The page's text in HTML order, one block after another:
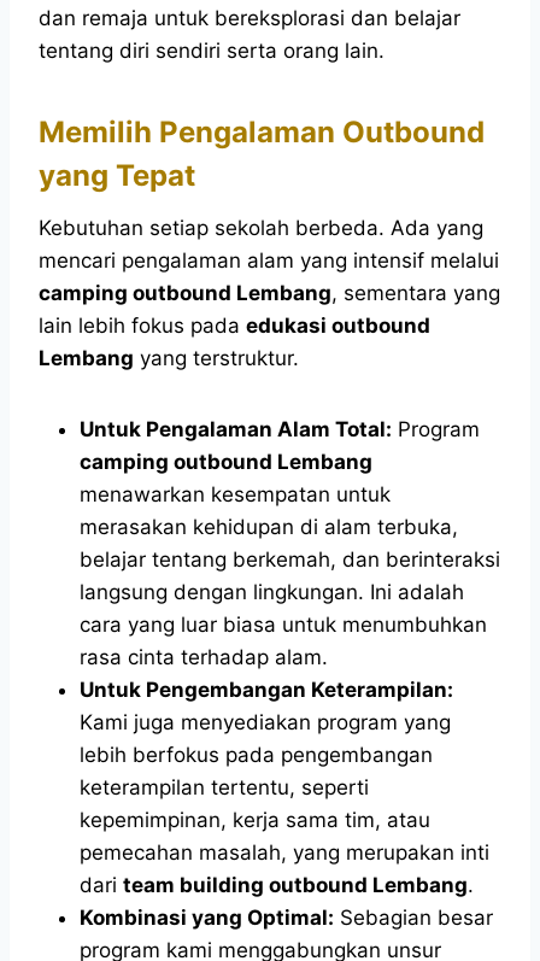
dan remaja untuk bereksplorasi dan belajar
tentang diri sendiri serta orang lain.
Memilih Pengalaman Outbound
yang Tepat
Kebutuhan setiap sekolah berbeda. Ada yang
mencari pengalaman alam yang intensif melalui
camping outbound Lembang, sementara yang
lain lebih fokus pada edukasi outbound
Lembang yang terstruktur.
Untuk Pengalaman Alam Total: Program
camping outbound Lembang
menawarkan kesempatan untuk
merasakan kehidupan di alam terbuka,
belajar tentang berkemah, dan berinteraksi
langsung dengan lingkungan. Ini adalah
cara yang luar biasa untuk menumbuhkan
rasa cinta terhadap alam.
Untuk Pengembangan Keterampilan:
Kami juga menyediakan program yang
lebih berfokus pada pengembangan
keterampilan tertentu, seperti
kepemimpinan, kerja sama tim, atau
pemecahan masalah, yang merupakan inti
dari team building outbound Lembang.
Kombinasi yang Optimal: Sebagian besar
program kami menggabungkan unsur